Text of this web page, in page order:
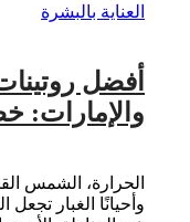
العناية بالبشرة
أفضل
والإمارات:
الحرارة، الشمس
وأحيانًا الغبار تجعل